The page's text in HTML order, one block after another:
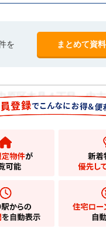
を まとめて資
原区木月４丁目 中古
52.71m
84.71m2
木造 地上